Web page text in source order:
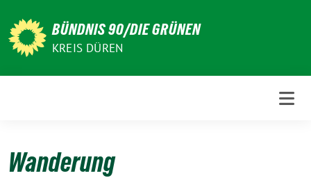
zum
Inhalt
BÜNDNIS 90/DIE GRÜNEN
KREIS DÜREN
Wanderung